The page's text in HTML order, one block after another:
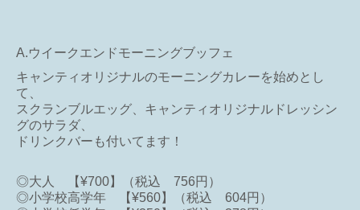
A.ウイークエンドモーニングブッフェ
キャンティオリジナルのモーニングカレーを始めとし
て、
スクランブルエッグ、キャンティオリジナルドレッシン
グのサラダ、
ドリンクバーも付いてます！
◎大人 【¥700】（税込 756円）
◎小学校高学年 【¥560】（税込 604円）